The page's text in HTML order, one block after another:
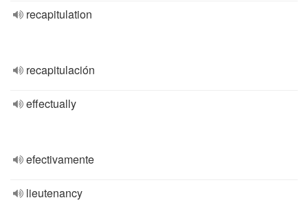
recapitulation
recapitulación
effectually
efectivamente
lieutenancy